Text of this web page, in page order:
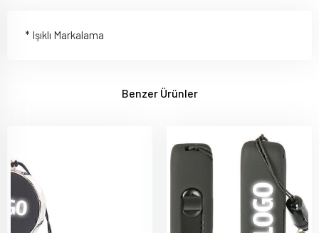
* Işıklı Markalama
Benzer Ürünler